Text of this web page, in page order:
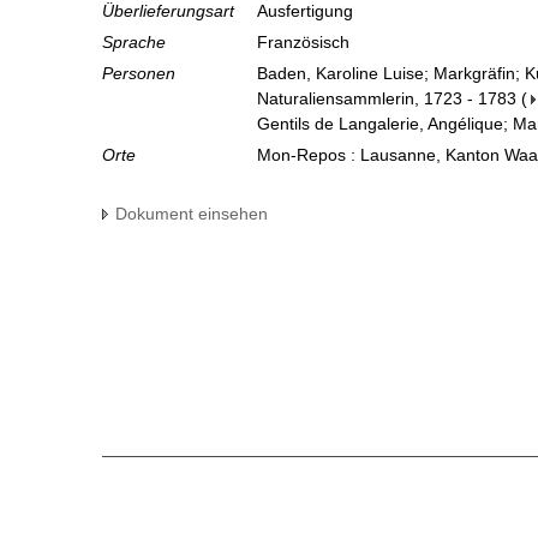
Überlieferungsart
Ausfertigung
Sprache
Französisch
Personen
Baden, Karoline Luise; Markgräfin;
Naturaliensammlerin, 1723 - 1783 (
Gentils de Langalerie, Angélique;
Orte
Mon-Repos : Lausanne, Kanton
Dokument einsehen